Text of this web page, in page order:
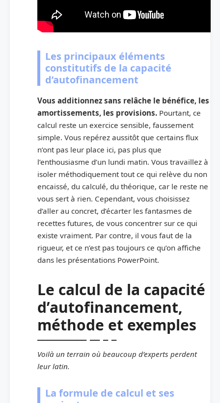
Les principaux éléments
constitutifs de la capacité
d’autofinancement
Vous additionnez sans relâche le bénéfice, les
amortissements, les provisions. Pourtant, ce
calcul reste un exercice sensible, faussement
simple. Vous repérez aussitôt que certains flux
n’ont pas leur place ici, pas plus que
l’enthousiasme d’un lundi matin. Vous travaillez à
isoler méthodiquement tout ce qui relève du non
encaissé, du calculé, du théorique, car le reste ne
vous sert à rien. Cependant, vous choisissez
d’aller au concret, d’écarter les fantasmes de
recettes futures, de vous concentrer sur ce qui
existe vraiment. Par contre, il vous faut de la
rigueur, et ce n’est pas toujours ce qu’on affiche
dans les présentations PowerPoint.
Le calcul de la capacité
d’autofinancement,
méthode et exemples
Voilà un terrain où beaucoup d’experts perdent
leur latin.
La formule de calcul et ses